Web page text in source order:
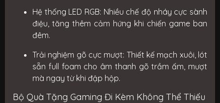
Hệ thống LED RGB: Nhiều chế độ nháy cực sành
điệu, tăng thêm cảm hứng khi chiến game ban
đêm.
Trải nghiệm gõ cực mượt: Thiết kế mạch xuôi, lót
sẵn full foam cho âm thanh gõ trầm ấm, mượt
mà ngay từ khi đập hộp.
Bộ Quà Tặng Gaming Đi Kèm Không Thể Thiếu